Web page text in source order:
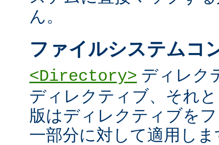
ん。
ファイルシステムコ
<Directory> ディレク
ディレクティブ、それ
版はディレクティブを
一部分に対して適用し